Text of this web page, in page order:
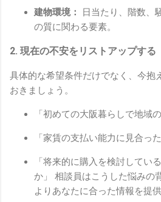
建物環境：
日当たり、階数、
の質に関わる要素。
2. 現在の不安をリストアップする
具体的な希望条件だけでなく、今抱
おきましょう。
「初めての大阪暮らしで地域
「家賃の支払い能力に見合っ
「将来的に購入を検討してい
か」 相談員はこうした悩みの
よりあなたに合った情報を提